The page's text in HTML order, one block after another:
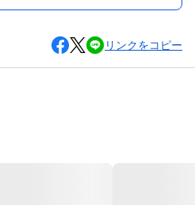
リンクをコピー